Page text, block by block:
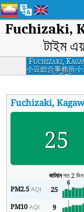
Fuchizaki,
টাইম
Fuchizaki,
ken
小豆総合事務所小
土庄町
Fuchizaki,
25
বর্তমানগত 2 দিন
PM2.5AQI 25
PM10AQI 9